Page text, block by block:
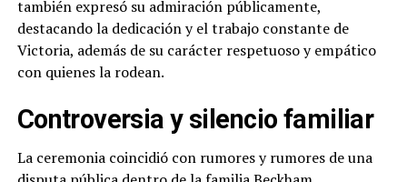
también expresó su admiración públicamente,
destacando la dedicación y el trabajo constante de
Victoria, además de su carácter respetuoso y empático
con quienes la rodean.
Controversia y silencio familiar
La ceremonia coincidió con rumores y rumores de una